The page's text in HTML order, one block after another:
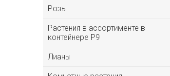
Розы
Растения в ассортименте в
контейнере P9
Лианы